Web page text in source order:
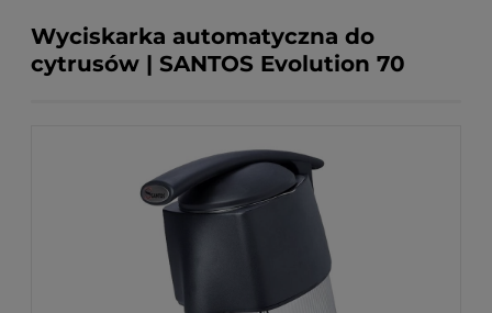
Wyciskarka automatyczna do
cytrusów | SANTOS Evolution 70